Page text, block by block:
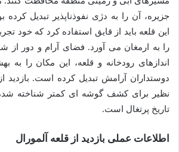
جزیره، آن را به دژی نفوذناپذیر تبدیل
این قلعه باید از قایق استفاده کرد که خود
را به ارمغان می آورد. فضای آرام و دور از
اندازهای رودخانه و قلعه، این مکان را به
دوستداران آرامش تبدیل کرده است. بازدید
نظیر برای کشف گوشه ای کمتر شناخته شده
تاریخ پرتغال است.
اطلاعات عملی بازدید از قلعه آلمورال